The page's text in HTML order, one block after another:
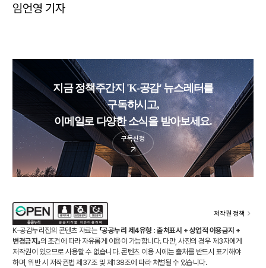
임언영 기자
지금 정책주간지 'K-공감' 뉴스레터를
구독하시고,
이메일로 다양한 소식을 받아보세요.
구독신청
저작권 정책
K-공감누리집의 콘텐츠 자료는 「공공누리 제4유형 : 출처표시 + 상업적 이용금지 +
변경금지」의 조건에 따라 자유롭게 이용이 가능합니다. 다만, 사진의 경우 제3자에게
저작권이 있으므로 사용할 수 없습니다. 콘텐츠 이용 시에는 출처를 반드시 표기해야
하며, 위반 시 저작권법 제37조 및 제138조에 따라 처벌될 수 있습니다.